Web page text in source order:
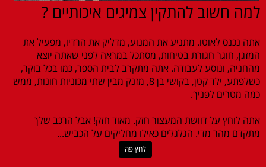
למה חשוב להתקין צמיגים איכותיים ?
אתה נכנס לאוטו. מתניע את המנוע, מדליק את הרדיו, מפעיל את
המזגן, חוגר חגורת בטיחות, מסתכל במראה לפני שאתה יוצא
מהחניה, ונוסע לעבודה. אתה מתקרב לבית הספר, כמו בכל בוקר,
כשלפתע, ילד קטן, בקושי בן 8, מזנק מבין שתי מכוניות חונות, ממש
כמה מטרים לפניך.
אתה לוחץ על דוושת המעצור חזק. מאוד חזק! אבל הרכב שלך
מתקדם מהר מדי. הגלגלים כאילו מחליקים על הכביש...
לחץ פה